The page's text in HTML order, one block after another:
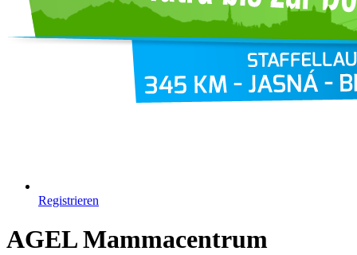
Registrieren
AGEL Mammacentrum